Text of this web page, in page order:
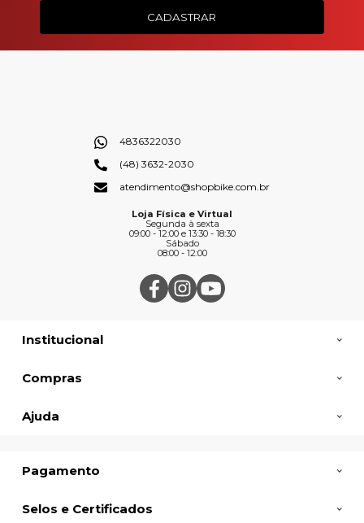
CADASTRAR
Institucional
Compras
Ajuda
4836322030
(48) 3632-2030
atendimento@shopbike.com.br
Loja Física e Virtual
Segunda à sexta
09:00 - 12:00 e 13:30 - 18:30
Sábado
08:00 - 12:00
Pagamento
Selos e Certificados